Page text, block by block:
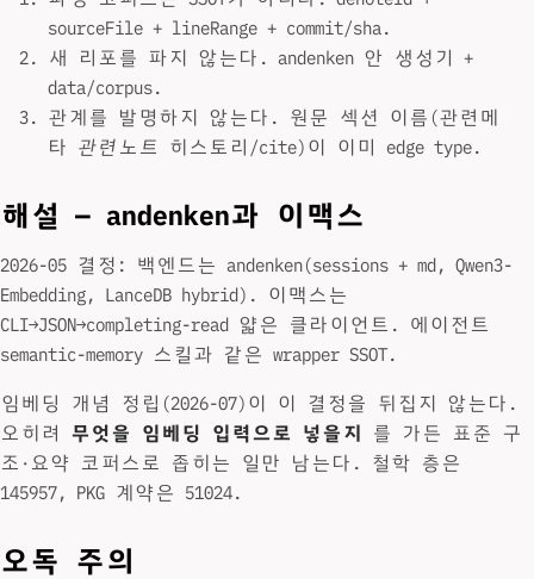
sourceFile + lineRange + commit/sha.
새 리포를 파지 않는다. andenken 안 생성기 +
data/corpus.
관계를 발명하지 않는다. 원문 섹션 이름(관련메
타 관련노트 히스토리/cite)이 이미 edge type.
해설 — andenken과 이맥스
2026-05 결정: 백엔드는 andenken(sessions + md, Qwen3-
Embedding, LanceDB hybrid). 이맥스는
CLI→JSON→completing-read 얇은 클라이언트. 에이전트
semantic-memory 스킬과 같은 wrapper SSOT.
임베딩 개념 정립(2026-07)이 이 결정을 뒤집지 않는다.
오히려 무엇을 임베딩 입력으로 넣을지
를 가든 표준 구
조·요약 코퍼스로 좁히는 일만 남는다. 철학 층은
145957, PKG 계약은 51024.
오독 주의